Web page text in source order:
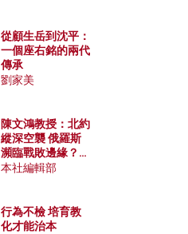
從顧生岳到沈平：
一個座右銘的兩代
傳承
劉家美
陳文鴻教授：北約
縱深空襲 俄羅斯
瀕臨戰敗邊緣？中
國零部件能左右戰
本社編輯部
行為不檢 培育教
化才能治本